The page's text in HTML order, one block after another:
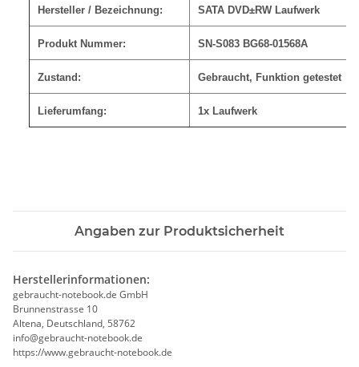
Hersteller / Bezeichnung: SATA DVD±RW Laufwerk
Produkt Nummer: SN-S083 BG68-01568A
Zustand: Gebraucht, Funktion getestet
Lieferumfang: 1x Laufwerk
Angaben zur Produktsicherheit
Herstellerinformationen:
gebraucht-notebook.de GmbH
Brunnenstrasse 10
Altena, Deutschland, 58762
info@gebraucht-notebook.de
https://www.gebraucht-notebook.de